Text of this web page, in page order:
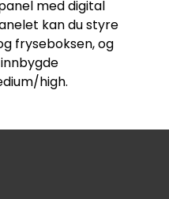
med digital
kan du styre
fryseboksen, og
high.